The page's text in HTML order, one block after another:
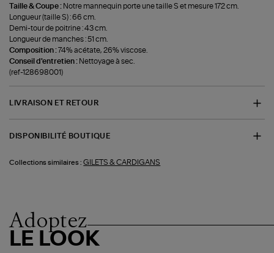
Taille & Coupe : Notre mannequin porte une taille S et mesure 172 cm.
Longueur (taille S) : 66 cm.
Demi-tour de poitrine : 43 cm.
Longueur de manches : 51 cm.
Composition : 74% acétate, 26% viscose.
Conseil d'entretien : Nettoyage à sec.
(ref-128698001)
LIVRAISON ET RETOUR
DISPONIBILITÉ BOUTIQUE
Collections similaires : GILETS & CARDIGANS
Adoptez
LE LOOK